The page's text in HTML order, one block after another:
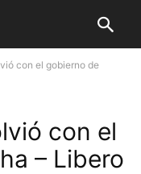
con el gobierno de
con el
– Libero